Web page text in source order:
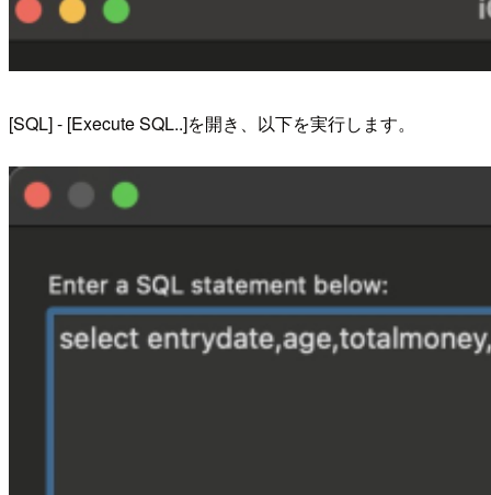
[SQL] - [Execute SQL..]を開き、以下を実行します。